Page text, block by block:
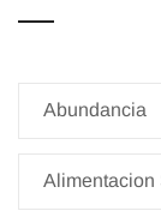
Abundancia
Alimentacion